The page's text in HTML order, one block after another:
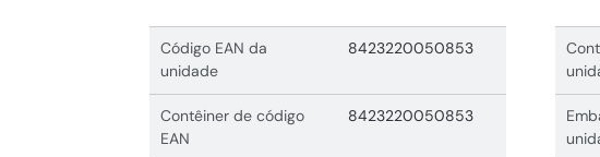
Código EAN da
unidade
8423220050853
Contêiner de código
EAN
8423220050853